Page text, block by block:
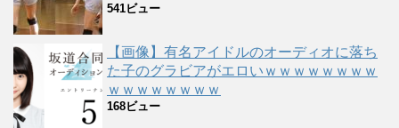
541ビュー
【画像】有名アイドルのオーディオに落ち
た子のグラビアがエロいｗｗｗｗｗｗｗｗ
ｗｗｗｗｗｗｗｗ
168ビュー